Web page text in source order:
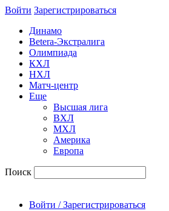
Войти Зарегиcтрироваться
Динамо
Betera-Экстралига
Олимпиада
КХЛ
НХЛ
Матч-центр
Еще
Высшая лига
ВХЛ
МХЛ
Америка
Европа
Поиск
Войти / Зарегистрироваться